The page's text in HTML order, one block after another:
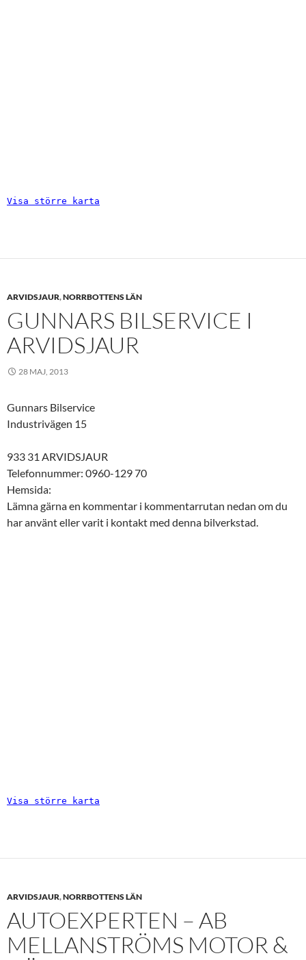
Visa större karta
ARVIDSJAUR,NORRBOTTENS LÄN
GUNNARS BILSERVICE I
ARVIDSJAUR
28 MAJ, 2013
Gunnars Bilservice
Industrivägen 15
933 31 ARVIDSJAUR
Telefonnummer: 0960-129 70
Hemsida:
Lämna gärna en kommentar i kommentarrutan nedan om du
har använt eller varit i kontakt med denna bilverkstad.
Visa större karta
ARVIDSJAUR,NORRBOTTENS LÄN
AUTOEXPERTEN – AB
MELLANSTRÖMS MOTOR &